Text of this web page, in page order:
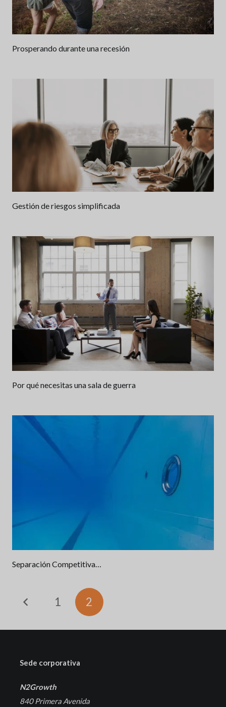
Prosperando durante una recesión
Gestión de riesgos simplificada
Por qué necesitas una sala de guerra
Separación Competitiva…
1 2
Sede corporativa
N2Growth
840 Primera Avenida